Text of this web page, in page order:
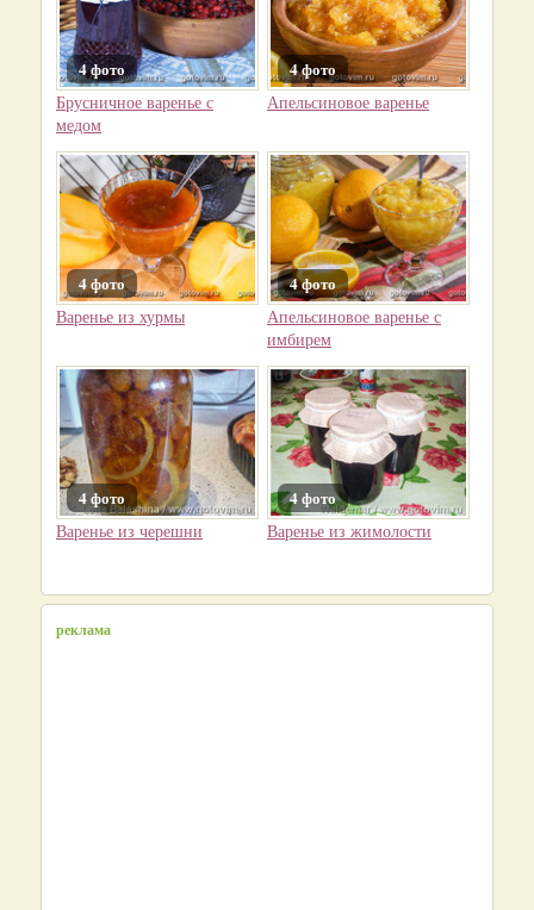
4 фото
Брусничное варенье с
медом
4 фото
Апельсиновое варенье
4 фото
Варенье из хурмы
4 фото
Апельсиновое варенье с
имбирем
4 фото
Варенье из черешни
4 фото
Варенье из жимолости
реклама